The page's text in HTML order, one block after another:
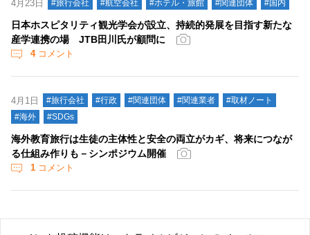
4月23日 #旅行会社 #航空会社 #ホテル・旅館 #関連団体 #国内
日本ホスピタリティ観光学会が設立、持続的発展を目指す新たな
産学連携の場 JTB田川氏が顧問に
4コメント
4月1日 #旅行会社 #行政 #関連団体 #関連業者
#取材ノート
#海外
#SDGs
海外教育旅行は生徒の主体性と安全の両立がカギ、将来につなが
る仕組み作りも－シンポジウム開催
1 コメント